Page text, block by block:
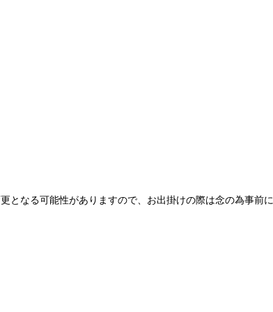
となる可能性がありますので、お出掛けの際は念の為事前に